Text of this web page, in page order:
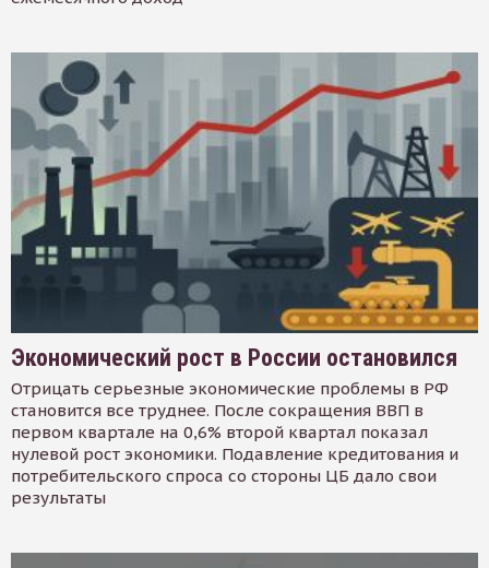
Экономический рост в России остановился
Отрицать серьезные экономические проблемы в РФ
становится все труднее. После сокращения ВВП в
первом квартале на 0,6% второй квартал показал
нулевой рост экономики. Подавление кредитования и
потребительского спроса со стороны ЦБ дало свои
результаты